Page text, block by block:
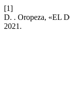
[1]
D. . Oropeza, «EL
2021.